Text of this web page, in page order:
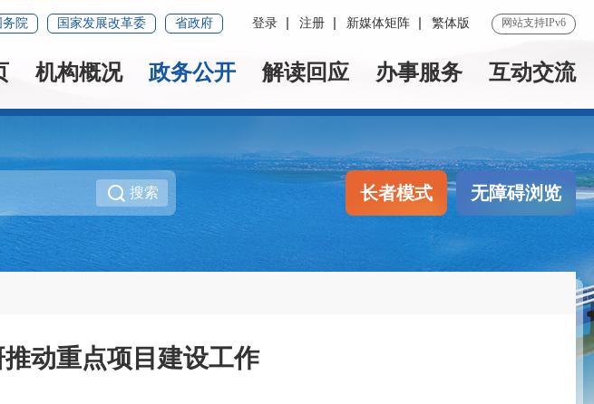
务院 国家发展改革委 省政府 登录 注册 新媒体矩阵 繁体版 网站支持IPv6
机构概况 政务公开 解读回应 办事服务 互动交流
搜索 长者模式 无障碍浏览
动重点项目建设工作